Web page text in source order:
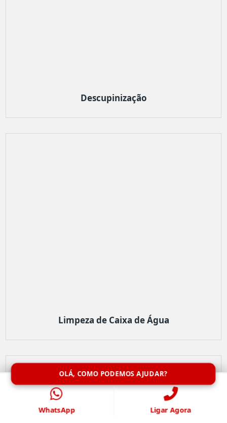
Descupinização
Limpeza de Caixa de Água
OLÁ, COMO PODEMOS AJUDAR?
WhatsApp Ligar Agora